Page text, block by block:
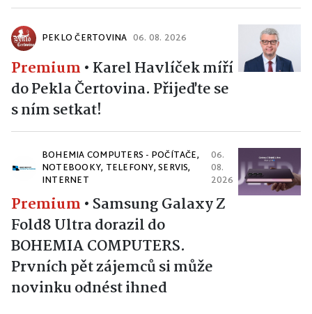
PEKLO ČERTOVINA 06. 08. 2026
Premium • Karel Havlíček míří
do Pekla Čertovina. Přijeďte se
s ním setkat!
BOHEMIA COMPUTERS - POČÍTAČE,
NOTEBOOKY, TELEFONY, SERVIS,
INTERNET
06.
08.
2026
Premium • Samsung Galaxy Z
Fold8 Ultra dorazil do
BOHEMIA COMPUTERS.
Prvních pět zájemců si může
novinku odnést ihned